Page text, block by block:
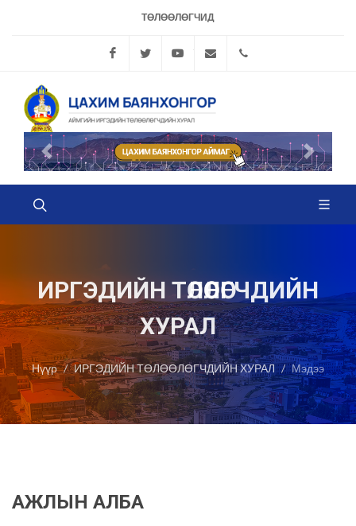
ТӨЛӨӨЛӨГЧИД
FacebookTwitter YouTube
Өмнөх Дараах
ИРГЭДИЙН ТӨЛӨӨЛӨГЧДИЙН
ХУРАЛ
Нүүр ИРГЭДИЙН ТӨЛӨӨЛӨГЧДИЙН ХУРАЛ Мэдээ
АЖЛЫН АЛБА